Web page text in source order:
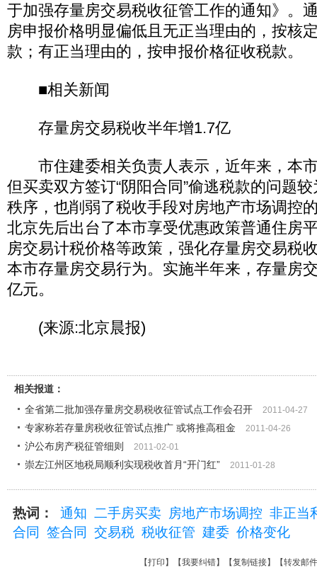
于加强存量房交易税收征管工作的通知》。
房申报价格明显偏低且无正当理由的，按核
款；有正当理由的，按申报价格征收税款。
■相关新闻
存量房交易税收半年增1.7亿
市住建委相关负责人表示，近年来，本
但买卖双方签订“阴阳合同”偷逃税款的问题
秩序，也削弱了税收手段对房地产市场调控
北京先后出台了本市享受优惠政策普通住房
房交易计税价格等政策，强化存量房交易税
本市存量房交易行为。实施半年来，存量房
亿元。
(来源:北京晨报)
相关报道：
全省第二批加强存量房交易税收征管试点工作会召开
2011-04-27
专家称若存量房税收征管试点推广 或将推高租金 2011-04-26
沪公布房产税征管细则 2011-02-01
崇左江州区地税局顺利实现税收首月“开门红” 2011-01-28
热词： 通知 二手房买卖 房地产市场调控 非正当
合同
签合同 交易税 税收征管 建委 价格变化
【打印 】【我要纠错】【复制链接】【转发邮件